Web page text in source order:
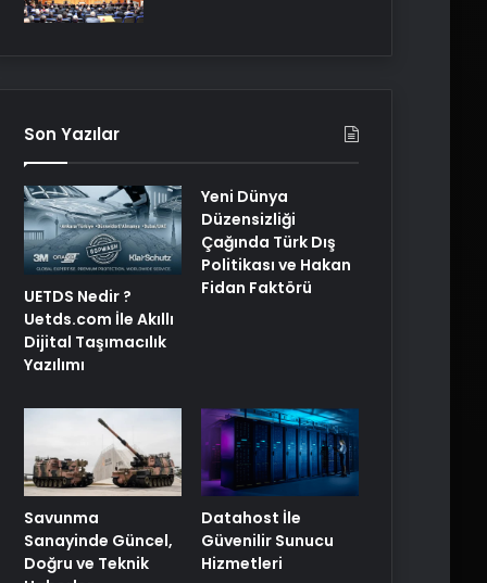
Son Yazılar
UETDS Nedir ?
Uetds.com İle Akıllı
Dijital Taşımacılık
Yazılımı
Yeni Dünya
Düzensizliği
Çağında Türk Dış
Politikası ve Hakan
Fidan Faktörü
Savunma
Sanayinde Güncel,
Doğru ve Teknik
Datahost İle
Güvenilir Sunucu
Hizmetleri